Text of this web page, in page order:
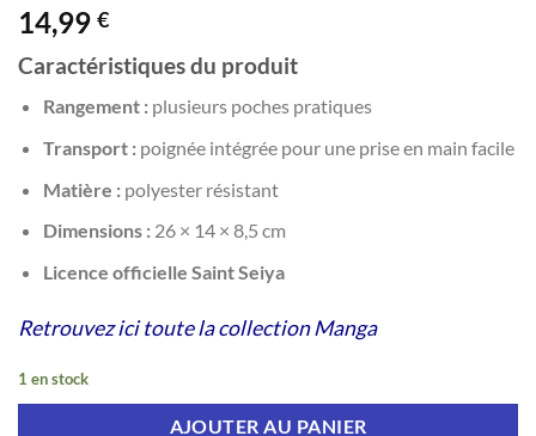
14,99 €
Caractéristiques du produit
Rangement :plusieurs poches pratiques
Transport :poignée intégrée pour une prise en main facile
Matière :polyester résistant
Dimensions :26 × 14 × 8,5 cm
Licence officielle Saint Seiya
Retrouvez ici toute la collection Manga
1 en stock
AJOUTER AU PANIER